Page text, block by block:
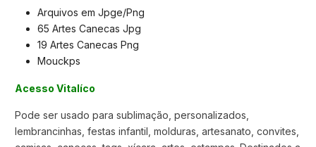
Arquivos em Jpge/Png
65 Artes Canecas Jpg
19 Artes Canecas Png
Mouckps
Acesso Vitalíco
Pode ser usado para sublimação, personalizados,
lembrancinhas, festas infantil, molduras, artesanato, convites,